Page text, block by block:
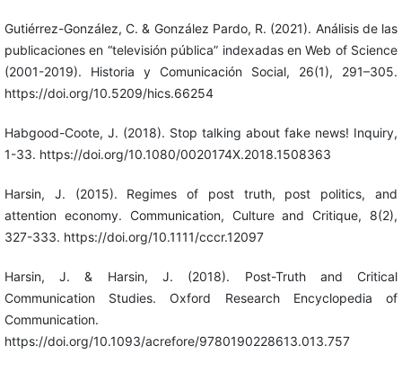
Gutiérrez-González, C. & González Pardo, R. (2021). Análisis de las
publicaciones en “televisión pública” indexadas en Web of Science
(2001-2019). Historia y Comunicación Social, 26(1), 291–305.
https://doi.org/10.5209/hics.66254
Habgood-Coote, J. (2018). Stop talking about fake news! Inquiry,
1-33. https://doi.org/10.1080/0020174X.2018.1508363
Harsin, J. (2015). Regimes of post truth, post politics, and
attention economy. Communication, Culture and Critique, 8(2),
327-333. https://doi.org/10.1111/cccr.12097
Harsin, J. & Harsin, J. (2018). Post-Truth and Critical
Communication Studies. Oxford Research Encyclopedia of
Communication.
https://doi.org/10.1093/acrefore/9780190228613.013.757